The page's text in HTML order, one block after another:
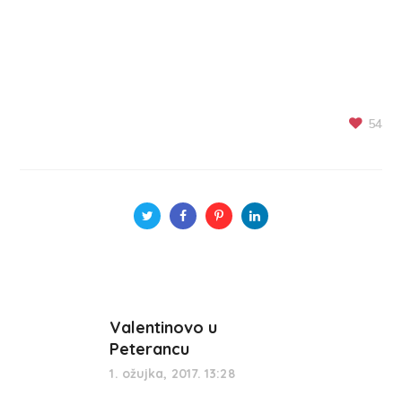
54
Valentinovo u
Peterancu
1. ožujka, 2017. 13:28